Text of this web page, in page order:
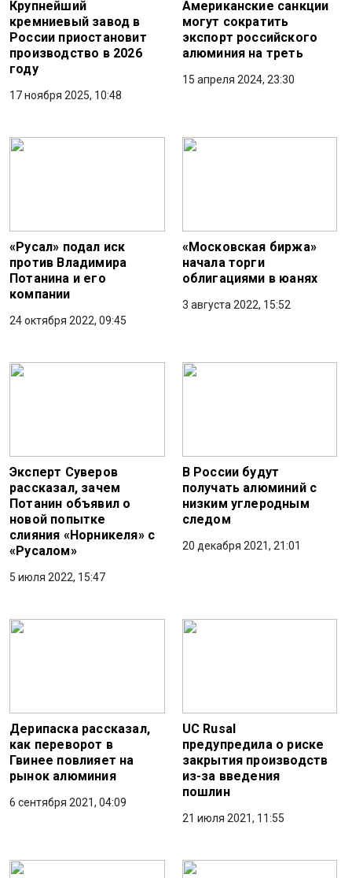
Крупнейший
кремниевый завод в
России приостановит
производство в 2026
году
17 ноября 2025, 10:48
Американские санкции
могут сократить
экспорт российского
алюминия на треть
15 апреля 2024, 23:30
«Русал» подал иск
против Владимира
Потанина и его
компании
24 октября 2022, 09:45
«Московская биржа»
начала торги
облигациями в юанях
3 августа 2022, 15:52
Эксперт Суверов
рассказал, зачем
Потанин объявил о
новой попытке
слияния «Норникеля» с
«Русалом»
5 июля 2022, 15:47
В России будут
получать алюминий с
низким углеродным
следом
20 декабря 2021, 21:01
Дерипаска рассказал,
как переворот в
Гвинее повлияет на
рынок алюминия
6 сентября 2021, 04:09
UC Rusal
предупредила о риске
закрытия производств
из-за введения
пошлин
21 июля 2021, 11:55